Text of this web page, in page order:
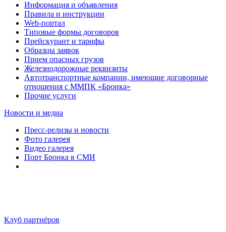
Информация и объявления
Правила и инструкции
Web-портал
Типовые формы договоров
Прейскурант и тарифы
Образцы заявок
Прием опасных грузов
Железнодорожные реквизиты
Автотранспортные компании, имеющие договорные
отношения с ММПК «Бронка»
Прочие услуги
Новости и медиа
Пресс-релизы и новости
Фото галерея
Видео галерея
Порт Бронка в СМИ
Клуб партнёров